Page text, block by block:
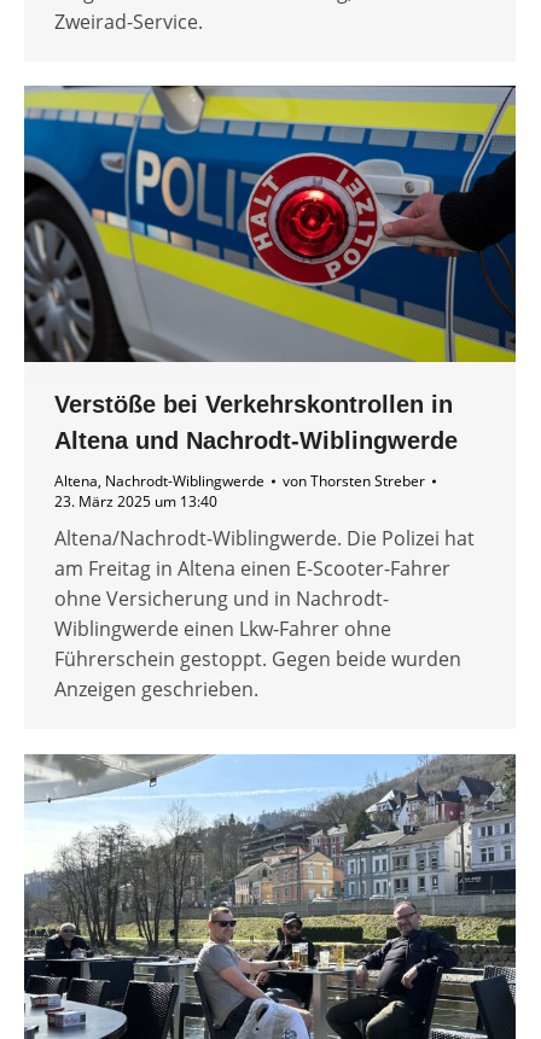
Zweirad-Service.
Verstöße bei Verkehrskontrollen in
Altena und Nachrodt-Wiblingwerde
Altena, Nachrodt-Wiblingwerde vonThorsten Streber
23. März 2025 um 13:40
Altena/Nachrodt-Wiblingwerde. Die Polizei hat
am Freitag in Altena einen E-Scooter-Fahrer
ohne Versicherung und in Nachrodt-
Wiblingwerde einen Lkw-Fahrer ohne
Führerschein gestoppt. Gegen beide wurden
Anzeigen geschrieben.